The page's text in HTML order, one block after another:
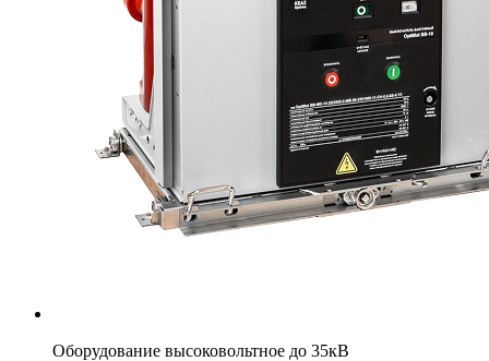
Оборудование высоковольтное до 35кВ